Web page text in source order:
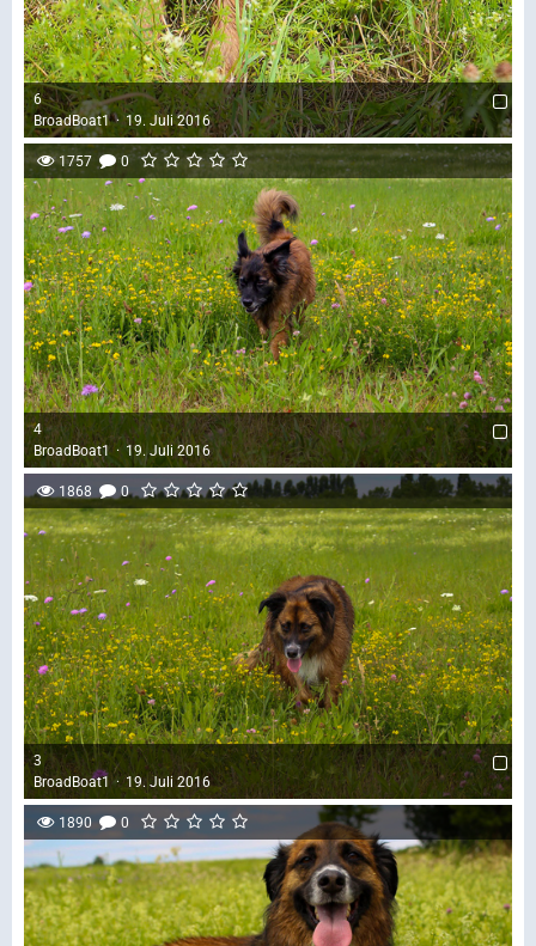
6
BroadBoat1
19. Juli 2016
1757 0
4
BroadBoat1
19. Juli 2016
1868 0
3
BroadBoat1
19. Juli 2016
1890 0